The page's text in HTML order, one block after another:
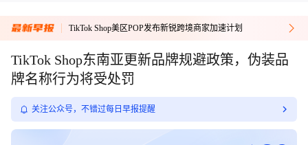
TikTok Shop美区POP发布新锐跨境商家加速计划
TikTok Shop东南亚更新品牌规避政策，伪装品
牌名称行为将受处罚
关注公众号，不错过每日早报提醒